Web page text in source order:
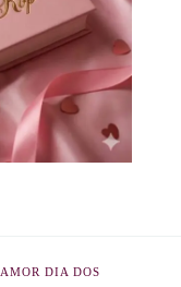
AMOR DIA DOS